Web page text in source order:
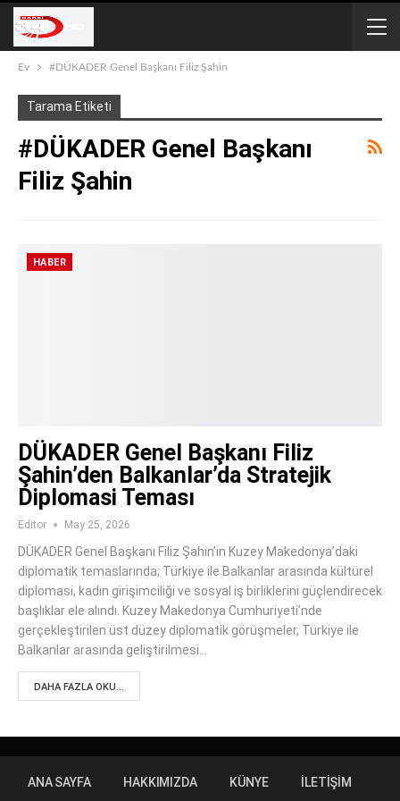
Ev #DÜKADER Genel Başkanı Filiz Şahin
Tarama Etiketi
#DÜKADER Genel Başkanı
Filiz Şahin
HABER
DÜKADER Genel Başkanı Filiz
Şahin’den Balkanlar’da Stratejik
Diplomasi Teması
Editor May 25, 2026
DÜKADER Genel Başkanı Filiz Şahin’in Kuzey Makedonya’daki
diplomatik temaslarında; Türkiye ile Balkanlar arasında kültürel
diplomasi, kadın girişimciliği ve sosyal iş birliklerini güçlendirecek
başlıklar ele alındı. Kuzey Makedonya Cumhuriyeti’nde
gerçekleştirilen üst düzey diplomatik görüşmeler, Türkiye ile
Balkanlar arasında geliştirilmesi…
DAHA FAZLA OKU...
ANA SAYFA HAKKIMIZDA KÜNYE İLETIŞIM